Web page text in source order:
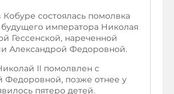
Кобуре состоялась помолвка
императора Николая
Гессенской, нареченной
Александрой Федоровной.
II помолвлен с
Федоровной, позже отнее у
пятеро детей.